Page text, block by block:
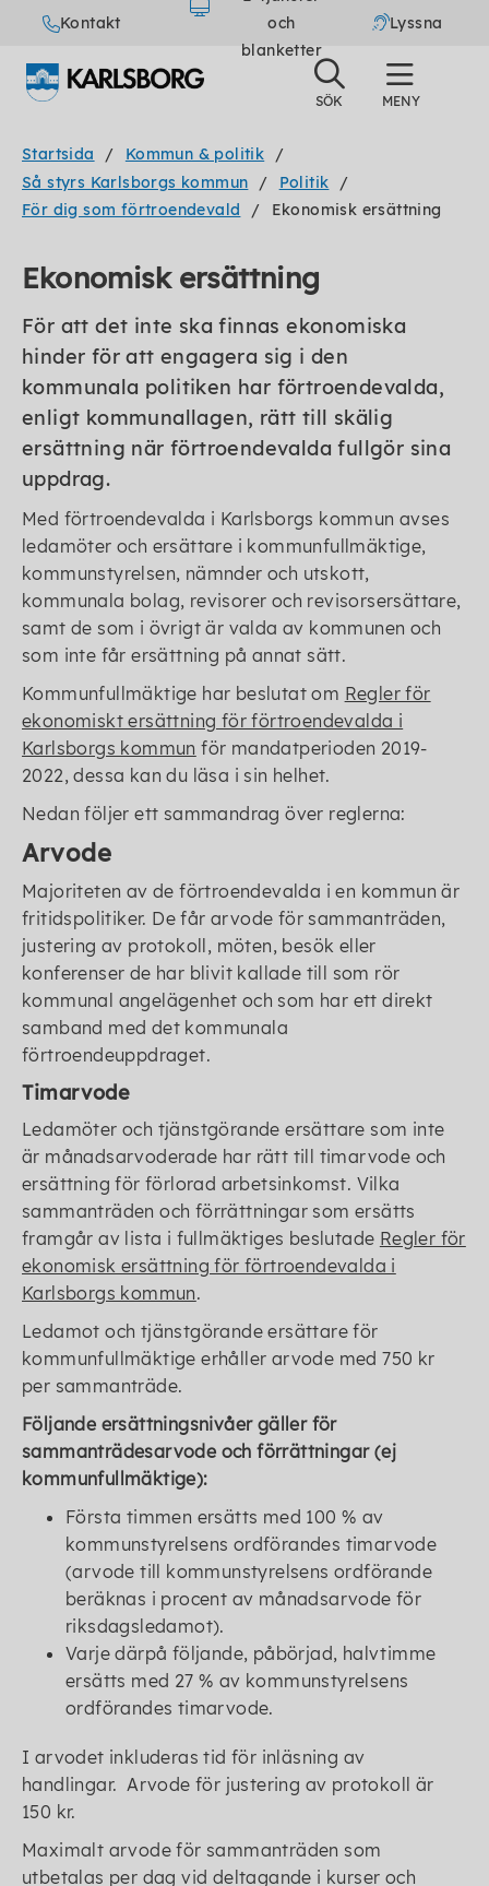
Kontakt
och
blanketter
Lyssna
Startsida
Kommun & politik
Så styrs Karlsborgs kommun
Politik
För dig som förtroendevald
Ekonomisk ersättning
Ekonomisk ersättning
För att det inte ska finnas ekonomiska
hinder för att engagera sig i den
kommunala politiken har förtroendevalda,
enligt kommunallagen, rätt till skälig
ersättning när förtroendevalda fullgör sina
uppdrag.
Med förtroendevalda i Karlsborgs kommun avses
ledamöter och ersättare i kommunfullmäktige,
kommunstyrelsen, nämnder och utskott,
kommunala bolag, revisorer och revisorsersättare,
samt de som i övrigt är valda av kommunen och
som inte får ersättning på annat sätt.
Kommunfullmäktige har beslutat om Regler för
ekonomiskt ersättning för förtroendevalda i
Karlsborgs kommun för mandatperioden 2019-
2022, dessa kan du läsa i sin helhet.
Nedan följer ett sammandrag över reglerna:
Arvode
Majoriteten av de förtroendevalda i en kommun är
fritidspolitiker. De får arvode för sammanträden,
justering av protokoll, möten, besök eller
konferenser de har blivit kallade till som rör
kommunal angelägenhet och som har ett direkt
samband med det kommunala
förtroendeuppdraget.
Timarvode
Ledamöter och tjänstgörande ersättare som inte
är månadsarvoderade har rätt till timarvode och
ersättning för förlorad arbetsinkomst. Vilka
sammanträden och förrättningar som ersätts
framgår av lista i fullmäktiges beslutade Regler för
ekonomisk ersättning för förtroendevalda i
Karlsborgs kommun.
Ledamot och tjänstgörande ersättare för
kommunfullmäktige erhåller arvode med 750 kr
per sammanträde.
Följande ersättningsnivåer gäller för
sammanträdesarvode och förrättningar (ej
kommunfullmäktige):
Första timmen ersätts med 100 % av
kommunstyrelsens ordförandes timarvode
(arvode till kommunstyrelsens ordförande
beräknas i procent av månadsarvode för
riksdagsledamot).
Varje därpå följande, påbörjad, halvtimme
ersätts med 27 % av kommunstyrelsens
ordförandes timarvode.
I arvodet inkluderas tid för inläsning av
handlingar. Arvode för justering av protokoll är
150 kr.
Maximalt arvode för sammanträden som
utbetalas per dag vid deltagande i kurser och